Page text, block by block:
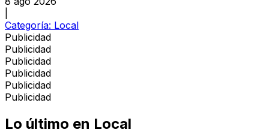
Categoría: Local
Publicidad
Publicidad
Publicidad
Publicidad
Publicidad
Publicidad
Lo último en Local